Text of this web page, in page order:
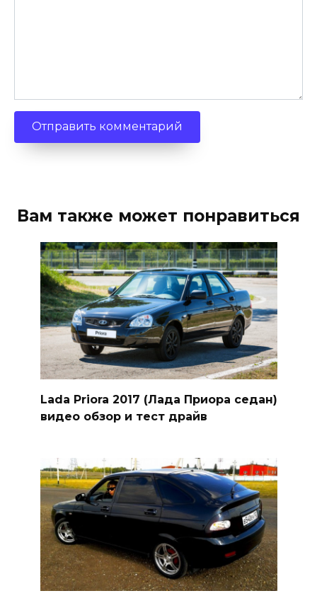
Вам также может понравиться
Lada Priora 2017 (Лада Приора седан)
видео обзор и тест драйв